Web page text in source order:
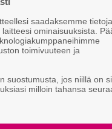
–
saadaksemme tietoja
ominaisuuksista.
toimivuuteen ja
suostumusta, jos niillä on
milloin tahansa